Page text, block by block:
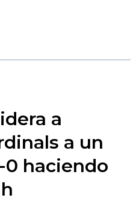
a
a un
haciendo